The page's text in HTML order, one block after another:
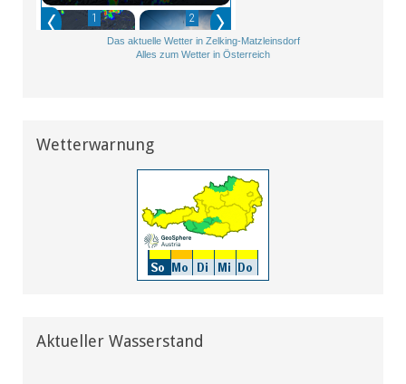
Das aktuelle Wetter in Zelking-Matzleinsdorf
Alles zum Wetter in Österreich
Wetterwarnung
Aktueller Wasserstand